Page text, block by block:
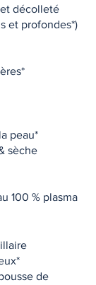
décolleté
et profondes*)
peau*
sèche
100 % plasma
de